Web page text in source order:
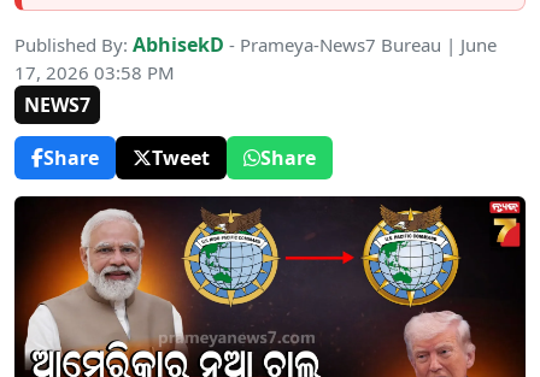
Published By: AbhisekD - Prameya-News7 Bureau | June
17, 2026 03:58 PM
NEWS7
Share
Tweet Share